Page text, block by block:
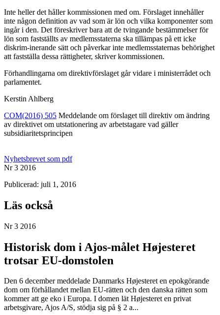
Inte heller det håller kommissionen med om. Förslaget innehåller
inte någon definition av vad som är lön och vilka komponenter som
ingår i den. Det föreskriver bara att de tvingande bestämmelser för
lön som fastställts av medlemsstaterna ska tillämpas på ett icke
diskrim-inerande sätt och påverkar inte medlemsstaternas behörighet
att fastställa dessa rättigheter, skriver kommissionen.
Förhandlingarna om direktivförslaget går vidare i ministerrådet och
parlamentet.
Kerstin Ahlberg
COM(2016) 505 Meddelande om förslaget till direktiv om ändring
av direktivet om utstationering av arbetstagare vad gäller
subsidiaritetsprincipen
Nyhetsbrevet som pdf
Nr 3 2016
Publicerad: juli 1, 2016
Läs också
Nr 3 2016
Historisk dom i Ajos-målet Højesteret
trotsar EU-domstolen
Den 6 december meddelade Danmarks Højesteret en epokgörande
dom om förhållandet mellan EU-rätten och den danska rätten som
kommer att ge eko i Europa. I domen lät Højesteret en privat
arbetsgivare, Ajos A/S, stödja sig på § 2 a...